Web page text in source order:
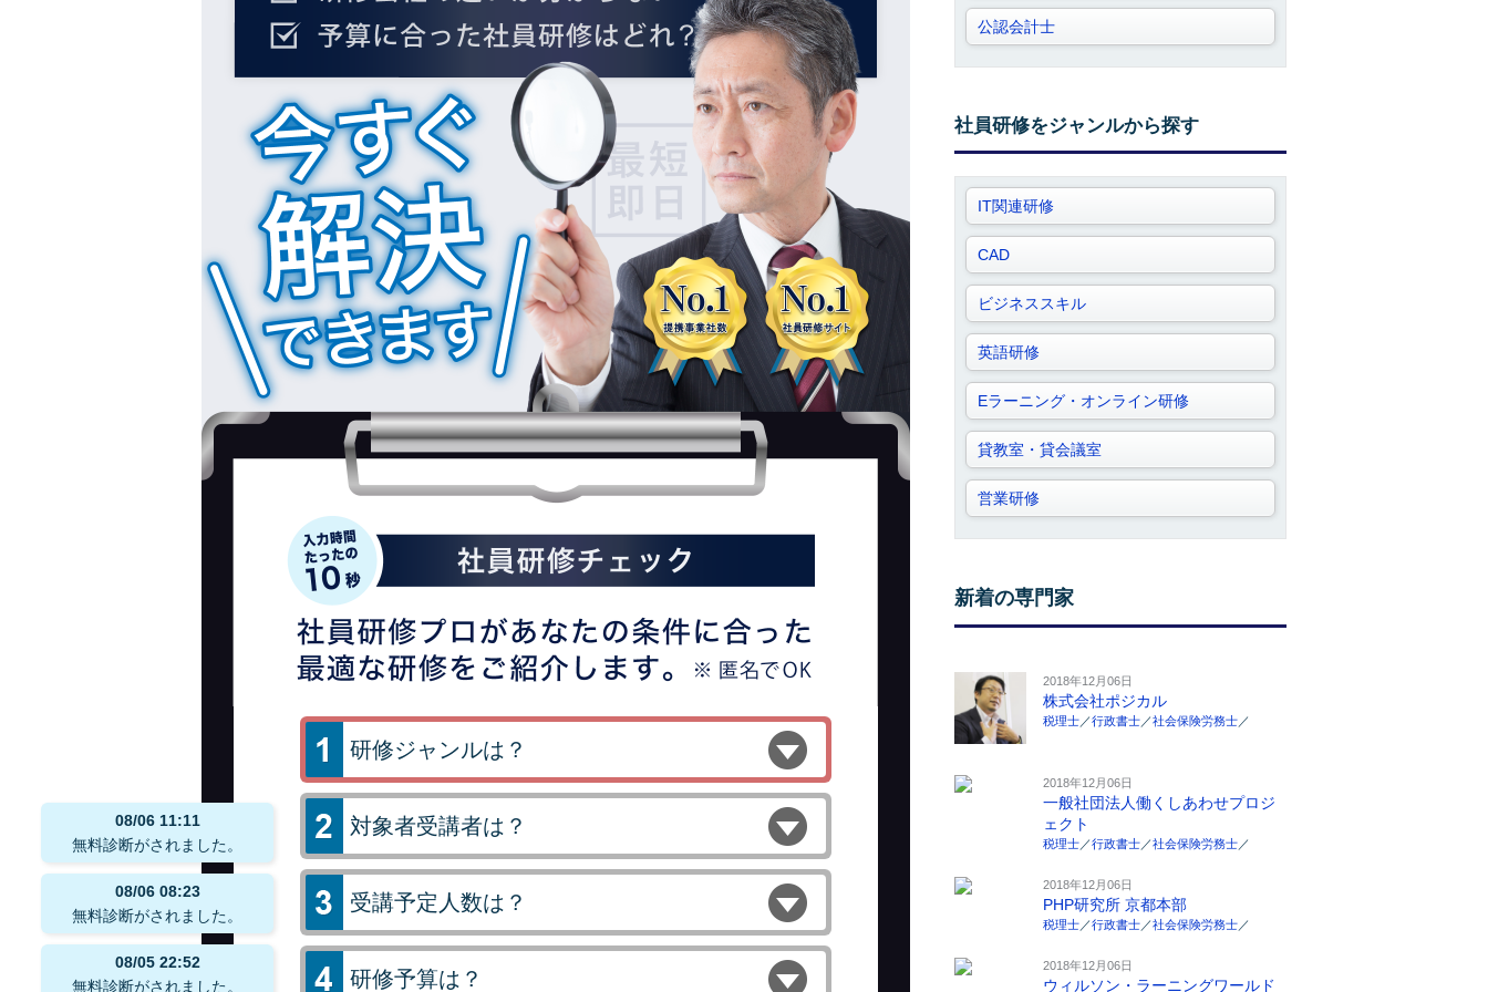
08/0611:11
無料診断がされました。
08/0608:23
無料診断がされました。
08/0522:52
無料診断がされました。
研修ジャンルは？
対象者受講者は？
受講予定人数は？
研修予算は？
公認会計士
社員研修をジャンルから探す
IT関連研修
CAD
ビジネススキル
英語研修
Eラーニング・オンライン研修
貸教室・貸会議室
営業研修
新着の専門家
2018年12月06日
株式会社ポジカル
税理士 ／行政書士 ／社会保険労務士 ／
2018年12月06日
一般社団法人働くしあわせプロジ
ェクト
税理士 ／行政書士 ／社会保険労務士 ／
2018年12月06日
PHP研究所 京都本部
税理士 ／行政書士 ／社会保険労務士 ／
2018年12月06日
ウィルソン・ラーニングワールド